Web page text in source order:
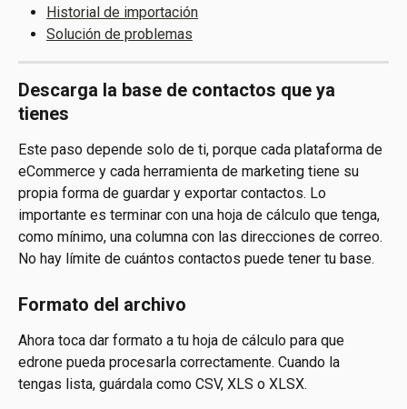
Historial de importación
Solución de problemas
Descarga la base de contactos que ya
tienes
Este paso depende solo de ti, porque cada plataforma de
eCommerce y cada herramienta de marketing tiene su
propia forma de guardar y exportar contactos. Lo
importante es terminar con una hoja de cálculo que tenga,
como mínimo, una columna con las direcciones de correo.
No hay límite de cuántos contactos puede tener tu base.
Formato del archivo
Ahora toca dar formato a tu hoja de cálculo para que
edrone pueda procesarla correctamente. Cuando la
tengas lista, guárdala como CSV, XLS o XLSX.